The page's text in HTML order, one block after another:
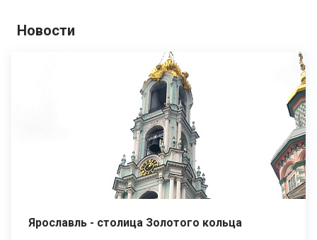
Новости
Ярославль - столица Золотого кольца